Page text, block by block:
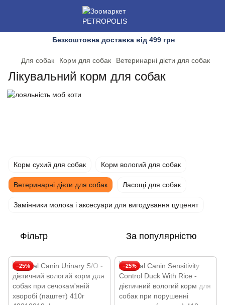
Безкоштовна доставка від 499 грн
Для собак Корм для собак Ветеринарні дієти для собак
Лікувальний корм для собак
Корм сухий для собак Корм вологий для собак
Ветеринарні дієти для собак Ласощі для собак
Замінники молока і аксесуари для вигодування цуценят
Фільтр За популярністю
−25% −25%